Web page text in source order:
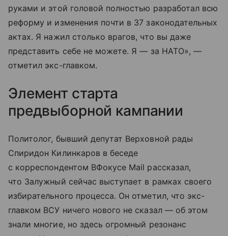
руками и этой головой полностью разработал всю
реформу и изменения почти в 37 законодательных
актах. Я нажил столько врагов, что вы даже
представить себе не можете. Я — за НАТО», —
отметил экс-главком.
Элемент старта
предвыборной кампании
Политолог, бывший депутат Верховной рады
Спиридон Килинкаров в беседе
с корреспондентом ВФокусе Mail рассказал,
что Залужный сейчас выступает в рамках своего
избирательного процесса. Он отметил, что экс-
главком ВСУ ничего нового не сказал — об этом
знали многие, но здесь огромный резонанс